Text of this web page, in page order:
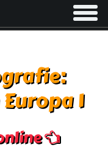
Toggle
1